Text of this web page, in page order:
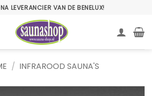
LEVERANCIER VAN DE BENELUX!
/ INFRAROOD SAUNA'S